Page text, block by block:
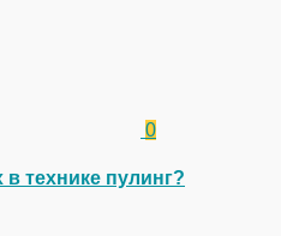
0
в технике пулинг?